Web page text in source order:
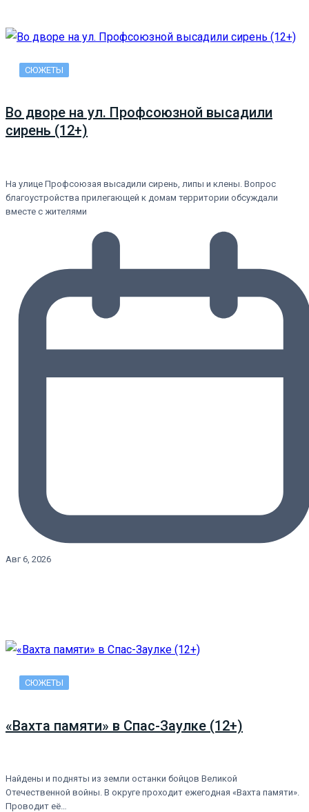
СЮЖЕТЫ
Во дворе на ул. Профсоюзной высадили
сирень (12+)
На улице Профсоюзая высадили сирень, липы и клены. Вопрос
благоустройства прилегающей к домам территории обсуждали
вместе с жителями
Авг 6, 2026
СЮЖЕТЫ
«Вахта памяти» в Спас-Заулке (12+)
Найдены и подняты из земли останки бойцов Великой
Отечественной войны. В округе проходит ежегодная «Вахта памяти».
Проводит её…